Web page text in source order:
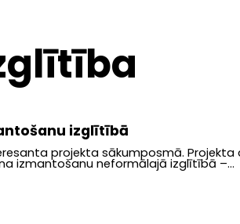
izglītībā
projekta sākumposmā. Projekta
izmantošanu neformālajā izglītībā –...